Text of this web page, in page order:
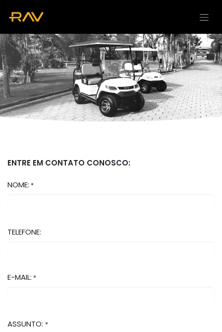
ENTRE EM CONTATO CONOSCO:
NOME: *
TELEFONE:
E-MAIL: *
ASSUNTO: *